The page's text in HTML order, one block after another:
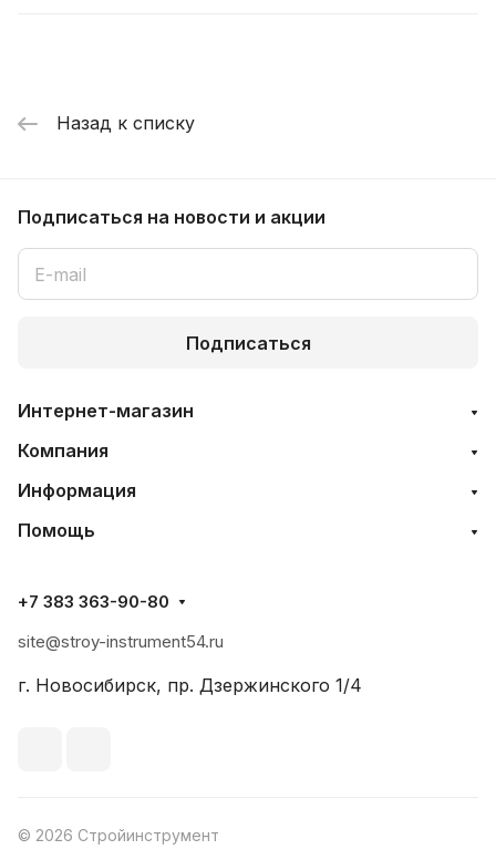
Назад к списку
Подписаться на новости и акции
Подписаться
Интернет-магазин
Компания
Информация
Помощь
+7 383 363-90-80
site@stroy-instrument54.ru
г. Новосибирск, пр. Дзержинского 1/4
© 2026 Стройинструмент